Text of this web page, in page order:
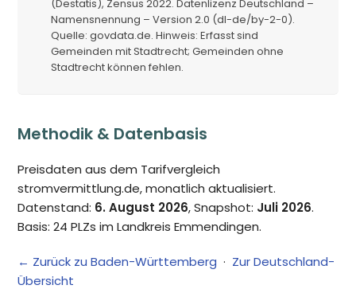
(Destatis), Zensus 2022. Datenlizenz Deutschland –
Namensnennung – Version 2.0 (dl-de/by-2-0).
Quelle: govdata.de. Hinweis: Erfasst sind
Gemeinden mit Stadtrecht; Gemeinden ohne
Stadtrecht können fehlen.
Methodik & Datenbasis
Preisdaten aus dem Tarifvergleich
stromvermittlung.de, monatlich aktualisiert.
Datenstand: 6. August 2026, Snapshot: Juli 2026.
Basis: 24 PLZs im Landkreis Emmendingen.
← Zurück zu Baden-Württemberg · Zur Deutschland-
Übersicht